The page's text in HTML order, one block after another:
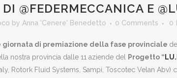
@FEDERMECCANICA E
by Anna 'Cenere' Benedetto 0 Comments 0
giornata di premiazione della fase provinciale del
nostra provincia dalle 11 aziende del Progetto “
Rotork Fluid Systems, Sampi, Toscotec Velan